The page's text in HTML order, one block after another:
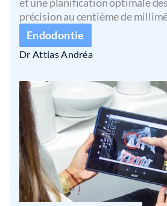
précision au centième de
Endodontie
Dr Attias Andréa